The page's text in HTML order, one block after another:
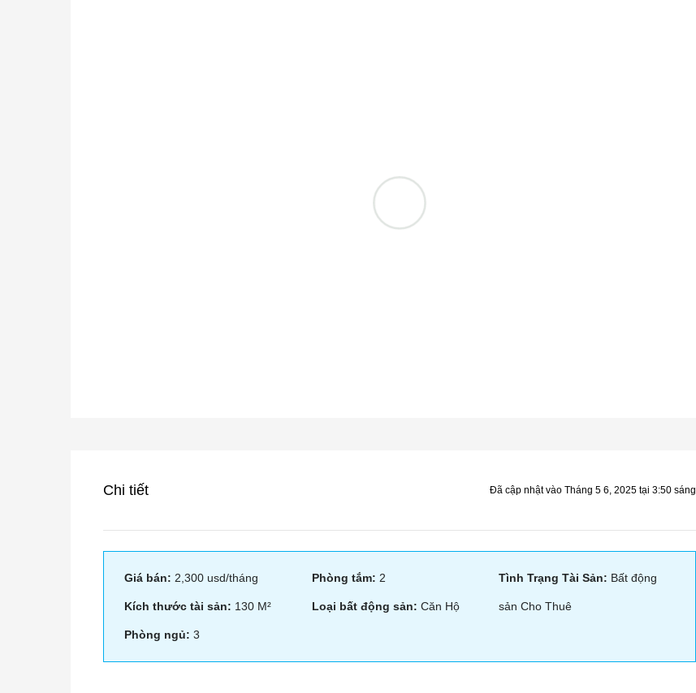
Chi tiết Đã cập nhật vào Tháng 5 6, 2025 tại 3:50 sáng
Giá bán: 2,300 usd/tháng
Kích thước tài sản: 130 M²
Phòng ngủ: 3
Phòng tắm: 2
Loại bất động sản: Căn Hộ
Tình Trạng Tài Sản: Bất động
sản Cho Thuê